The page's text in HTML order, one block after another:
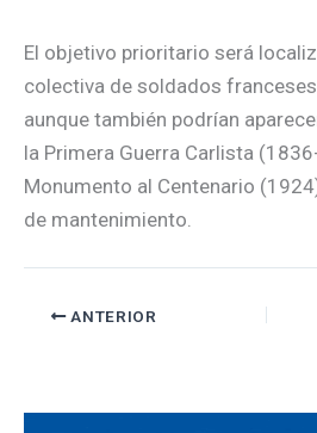
El objetivo prioritario será
colectiva de soldados
aunque también podrían
la Primera Guerra Carlista
Monumento al Centenario
de mantenimiento.
ANTERIOR